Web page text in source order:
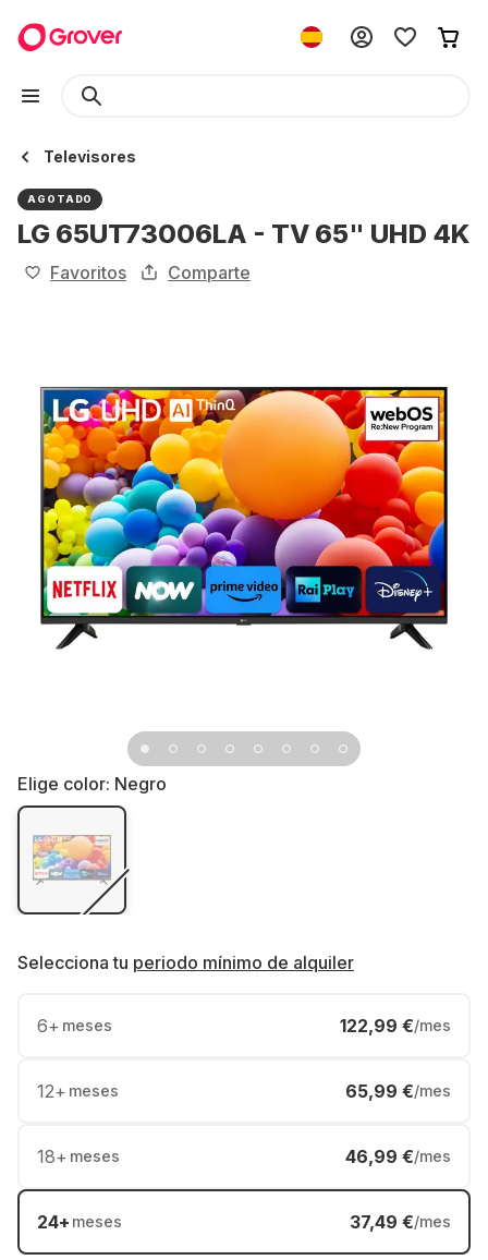
Televisores
AGOTADO
LG 65UT73006LA - TV 65" UHD 4K
Favoritos Comparte
Elige color: Negro
Selecciona tu periodo mínimo de alquiler
6+ meses 122,99 €/mes
12+ meses 65,99 €/mes
18+ meses 46,99 €/mes
24+ meses 37,49 €/mes